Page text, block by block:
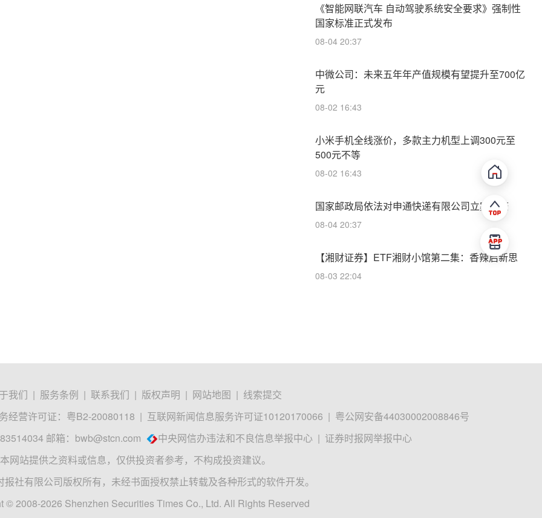
《智能网联汽车 自动驾驶系统安全要求》强制性
国家标准正式发布
08-04 20:37
中微公司：未来五年年产值规模有望提升至700亿
元
08-02 16:43
小米手机全线涨价，多款主力机型上调300元至
500元不等
08-02 16:43
国家邮政局依法对申通快递有限公司立案调查
08-04 20:37
【湘财证券】ETF湘财小馆第二集：香辣启新思
08-03 22:04
我们 | 服务条例 | 联系我们 | 版权声明 | 网站地图 | 线索提交
经营许可证：粤B2-20080118 | 互联网新闻信息服务许可证10120170066 | 粤公网安备44030002008846号
邮箱： bwb@stcn.com 中央网信办违法和不良信息举报中心 | 证券时报网举报中心
本网站提供之资料或信息，仅供投资者参考，不构成投资建议。
报社有限公司版权所有，未经书面授权禁止转载及各种形式的软件开发。
© 2008-2026 Shenzhen Securities Times Co., Ltd. All Rights Reserved